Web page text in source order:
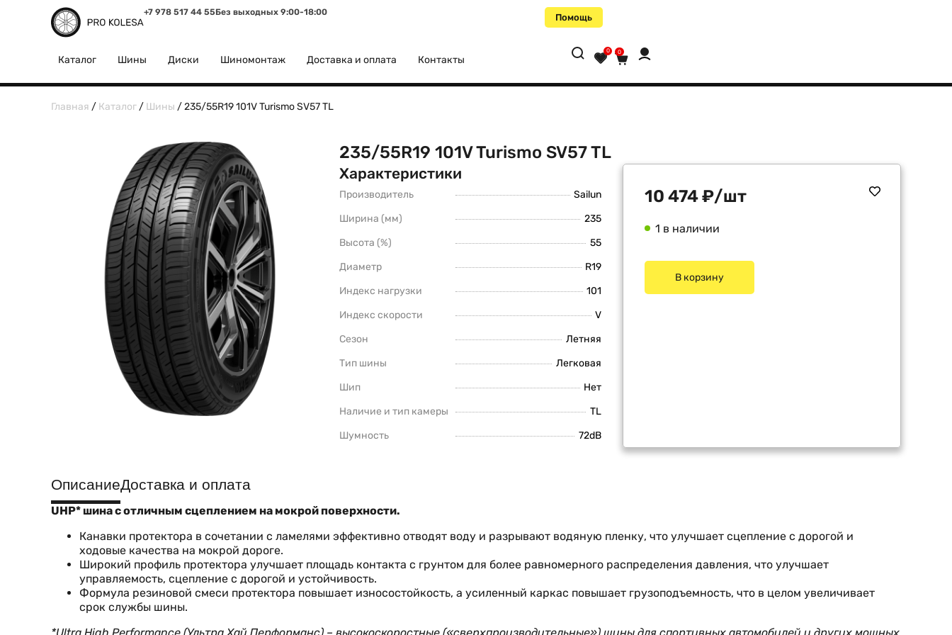
+7 978 517 44 55Без выходных 9:00-18:00 Помощь
Каталог Шины Диски Шиномонтаж Доставка и оплата Контакты
0 0
Главная / Каталог / Шины / 235/55R19 101V Turismo SV57 TL
235/55R19 101V Turismo SV57 TL
Характеристики
Производитель
Sailun
Ширина (мм)
235
Высота (%)
55
Диаметр
R19
Индекс нагрузки
101
Индекс скорости
V
Сезон
Летняя
Тип шины
Легковая
Шип
Нет
Наличие и тип камеры
TL
Шумность
72dB
10 474₽/шт
1 в наличии
В корзину
ОписаниеДоставка и оплата
UHP* шина с отличным сцеплением на мокрой поверхности.
Канавки протектора в сочетании с ламелями эффективно отводят воду и разрывают водяную пленку, что улучшает сцепление с дорогой и
ходовые качества на мокрой дороге.
Широкий профиль протектора улучшает площадь контакта с грунтом для более равномерного распределения давления, что улучшает
управляемость, сцепление с дорогой и устойчивость.
Формула резиновой смеси протектора повышает износостойкость, а усиленный каркас повышает грузоподъемность, что в целом увеличивает
срок службы шины.